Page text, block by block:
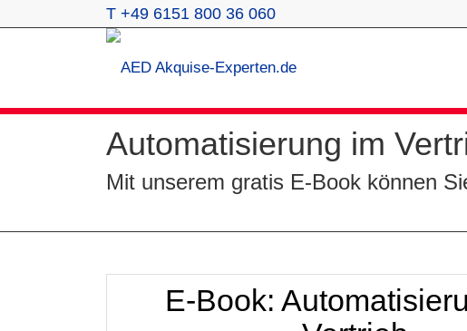
T +49 6151 800 36 060
Automatisierung im
Mit unserem gratis E-Book können
E-Book: